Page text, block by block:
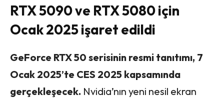
RTX 5090 ve RTX 5080 için
Ocak 2025 işaret edildi
GeForce RTX 50 serisinin resmi tanıtımı, 7
Ocak 2025’te CES 2025 kapsamında
gerçekleşecek. Nvidia’nın yeni nesil ekran